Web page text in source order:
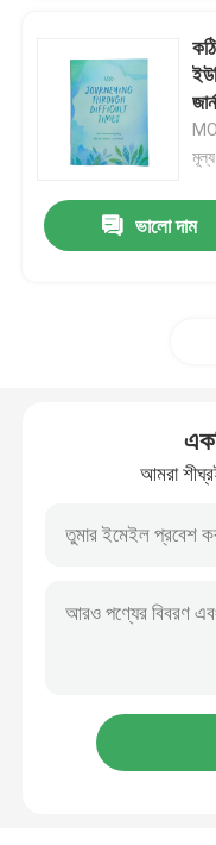
ভালো দাম
আমরা